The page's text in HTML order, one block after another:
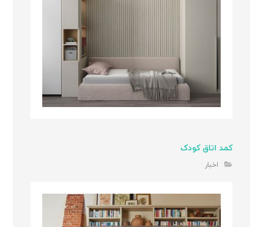
کمد اتاق کودک
اخبار